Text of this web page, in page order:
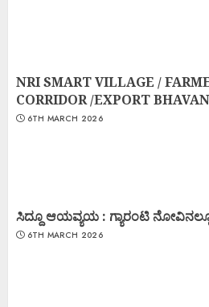
NRI SMART VILLAGE /
CORRIDOR /EXPORT
6TH MARCH 2026
ಸಿದ್ದೂ ಆಯವ್ಯಯ : ಗ್ಯಾರಂಟಿ ನೋವಿನಲ್ಲೂ
6TH MARCH 2026